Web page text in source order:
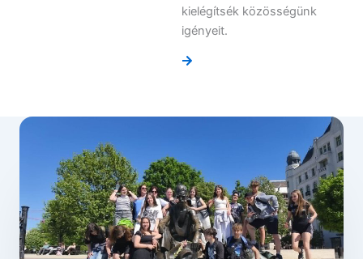
kielégítsék közösségünk
igényeit.